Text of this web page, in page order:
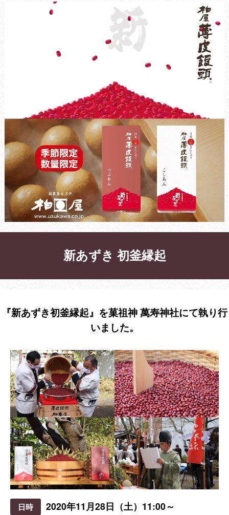
新あずき 初釜縁起
『新あずき初釜縁起』を菓祖神 萬寿神社にて執り行
いました。
日時 2020年11月28日（土）11:00～